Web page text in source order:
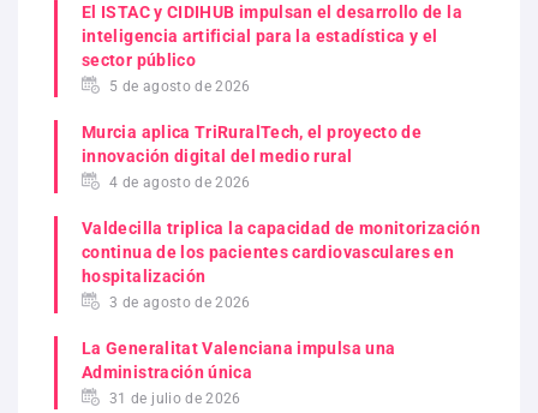
El ISTAC y CIDIHUB impulsan el desarrollo de la
inteligencia artificial para la estadística y el
sector público
5 de agosto de 2026
Murcia aplica TriRuralTech, el proyecto de
innovación digital del medio rural
4 de agosto de 2026
Valdecilla triplica la capacidad de monitorización
continua de los pacientes cardiovasculares en
hospitalización
3 de agosto de 2026
La Generalitat Valenciana impulsa una
Administración única
31 de julio de 2026